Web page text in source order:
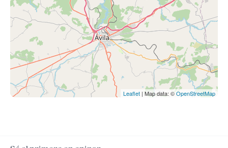
Leaflet | Map data: ©OpenStreetMap